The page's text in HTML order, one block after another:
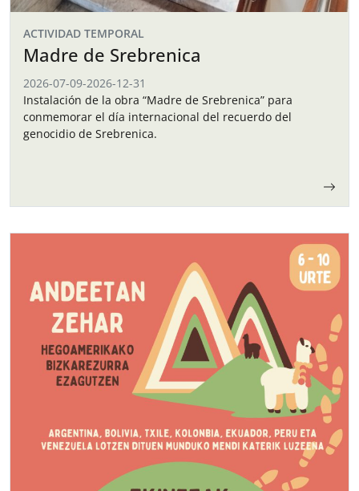
ACTIVIDAD TEMPORAL
Madre de Srebrenica
2026-07-09-2026-12-31
Instalación de la obra “Madre de Srebrenica” para
conmemorar el día internacional del recuerdo del
genocidio de Srebrenica.